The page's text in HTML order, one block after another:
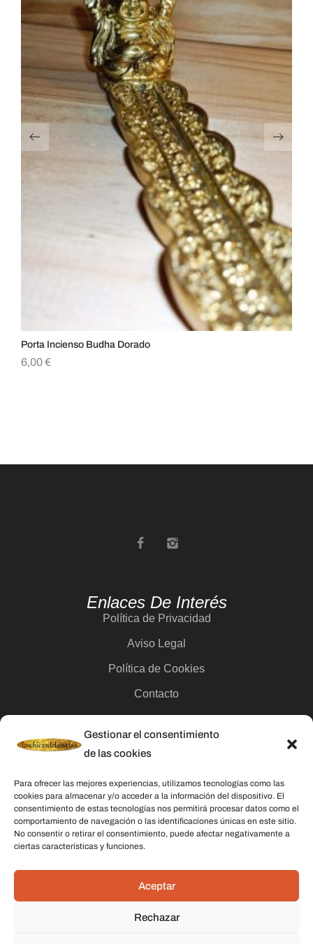
Gestionar el consentimiento
de las cookies
Para ofrecer las mejores experiencias, utilizamos tecnologías como las
cookies para almacenar y/o acceder a la información del dispositivo. El
consentimiento de estas tecnologías nos permitirá procesar datos como el
comportamiento de navegación o las identificaciones únicas en este sitio.
No consentir o retirar el consentimiento, puede afectar negativamente a
ciertas características y funciones.
Aceptar
Rechazar
Porta Incienso Budha Dorado
6,00€
Enlaces De Interés
Política de Privacidad
Aviso Legal
Política de Cookies
Contacto
Categorías
Velas
Inciensos
Aceites esenciales
Aguas rituales y colonias
Datos De Contacto
Dirección:C/ Stella Maris, 20 50015 Zaragoza